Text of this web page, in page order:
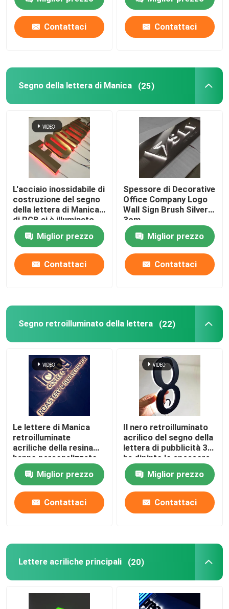
Giro della fabbrica
Richieda una citazione
segno della lettera 3d
Segno della lettera di Manica
Segno retroilluminato della lettera
Lettere acriliche principali
insegna al neon principale
Segno della lettera del metallo
Segno acrilico della lettera
Segno di numero civico
Segno anteriore del deposito
Bordo del segno del ristorante
Segno di costruzione
Segnaletica luminosa
Segno della lettera della tenda foranea
Contattaci Contattaci
Segno della lettera di Manica (25)
L'acciaio inossidabile di
costruzione del segno
della lettera di Manica
di RGB si è illuminato
Miglior prezzo
Contattaci
Spessore di Decorative
Office Company Logo
Wall Sign Brush Silver
3cm
Miglior prezzo
Contattaci
Segno retroilluminato della lettera (22)
Le lettere di Manica
retroilluminate
acriliche della resina
hanno personalizzato
12VDC cromato
spazzolatoMiglior prezzo
Contattaci
Il nero retroilluminato
acrilico del segno della
lettera di pubblicità 3D
ha dipinto lo spessore
di 12cm
Miglior prezzo
Contattaci
Lettere acriliche principali (20)